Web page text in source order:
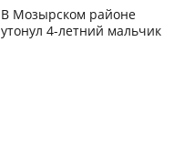
В Мозырском районе
утонул 4-летний мальчик